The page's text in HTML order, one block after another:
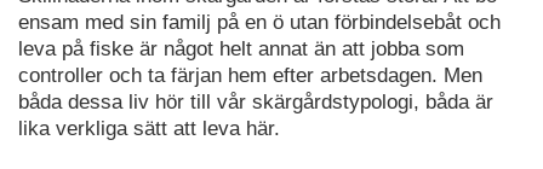
ensam med sin familj på en ö utan förbindelsebåt och
leva på fiske är något helt annat än att jobba som
controller och ta färjan hem efter arbetsdagen. Men
båda dessa liv hör till vår skärgårdstypologi, båda är
lika verkliga sätt att leva här.